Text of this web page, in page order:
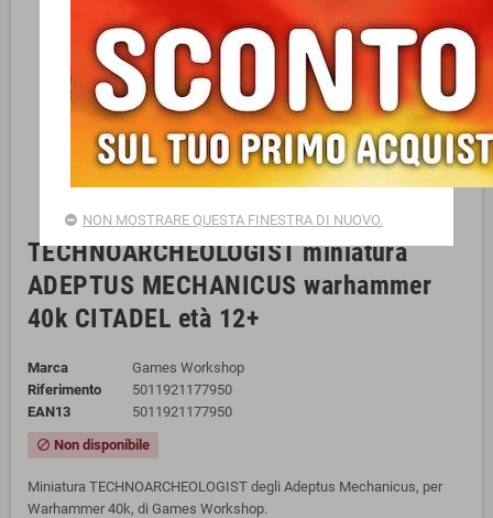
TECHNOARCHEOLOGIST miniatura
ADEPTUS MECHANICUS warhammer
40k CITADEL età 12+
Marca
Games Workshop
Riferimento
5011921177950
EAN13
5011921177950
block Non disponibile
Miniatura TECHNOARCHEOLOGIST degli Adeptus Mechanicus, per
Warhammer 40k, di Games Workshop.
NON MOSTRARE QUESTA FINESTRA DI NUOVO.